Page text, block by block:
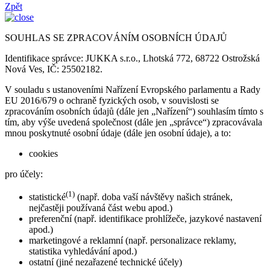
Zpět
SOUHLAS SE ZPRACOVÁNÍM OSOBNÍCH ÚDAJŮ
Identifikace správce: JUKKA s.r.o., Lhotská 772, 68722 Ostrožská
Nová Ves, IČ: 25502182.
V souladu s ustanoveními Nařízení Evropského parlamentu a Rady
EU 2016/679 o ochraně fyzických osob, v souvislosti se
zpracováním osobních údajů (dále jen „Nařízení“) souhlasím tímto s
tím, aby výše uvedená společnost (dále jen „správce“) zpracovávala
mnou poskytnuté osobní údaje (dále jen osobní údaje), a to:
cookies
pro účely:
statistické(1) (např. doba vaší návštěvy našich stránek,
nejčastěji používaná část webu apod.)
preferenční (např. identifikace prohlížeče, jazykové nastavení
apod.)
marketingové a reklamní (např. personalizace reklamy,
statistika vyhledávání apod.)
ostatní (jiné nezařazené technické účely)